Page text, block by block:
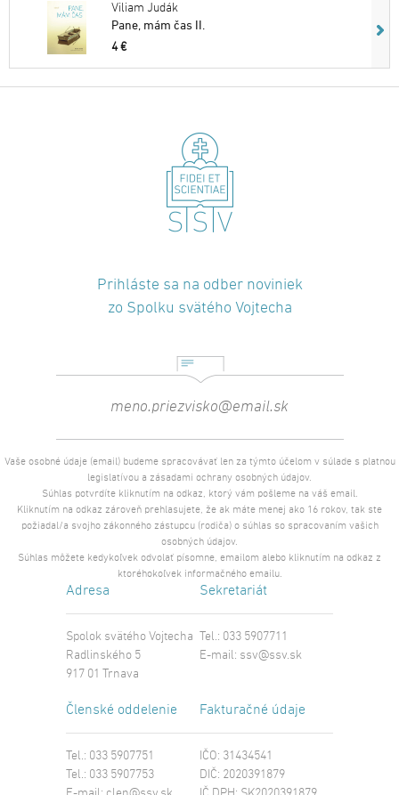
Viliam Judák
Pane, mám čas II.
4 €
Prihláste sa na odber noviniek
zo Spolku svätého Vojtecha
Vaše osobné údaje (email) budeme spracovávať len za týmto účelom v súlade s platnou
legislatívou a zásadami ochrany osobných údajov.
Súhlas potvrdíte kliknutím na odkaz, ktorý vám pošleme na váš email.
Kliknutím na odkaz zároveň prehlasujete, že ak máte menej ako 16 rokov, tak ste
požiadal/a svojho zákonného zástupcu (rodiča) o súhlas so spracovaním vašich
osobných údajov.
Súhlas môžete kedykoľvek odvolať písomne, emailom alebo kliknutím na odkaz z
ktoréhokoľvek informačného emailu.
Adresa
Spolok svätého Vojtecha
Radlinského 5
917 01 Trnava
Sekretariát
Tel.: 033 5907711
E-mail: ssv@ssv.sk
Členské oddelenie
Tel.: 033 5907751
Tel.: 033 5907753
Fakturačné údaje
IČO: 31434541
DIČ: 2020391879